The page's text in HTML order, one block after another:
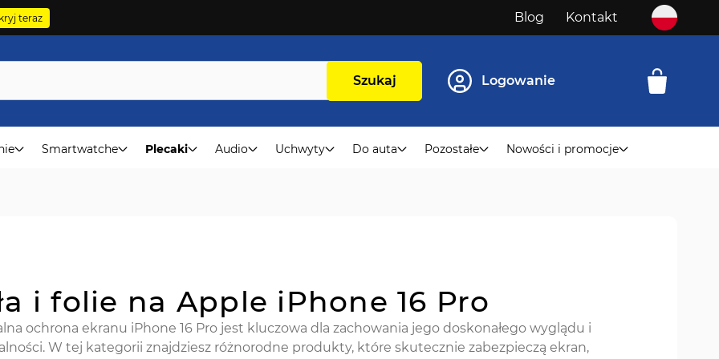
teraz Blog Kontakt
Szukaj Logowanie
Smartwatche Plecaki Audio Uchwyty Do auta Pozostałe Nowości i promocje
i folie na Apple iPhone 16 Pro
ochrona ekranu iPhone 16 Pro jest kluczowa dla zachowania jego doskonałego wyglądu i
W tej kategorii znajdziesz różnorodne produkty, które skutecznie zabezpieczą ekran,